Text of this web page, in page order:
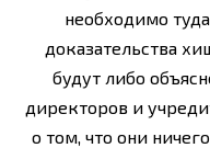
необходимо
доказательства
будут либо
директоров и
о том, что они